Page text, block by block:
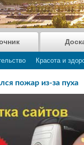
Красота и
пожар из-за пуха